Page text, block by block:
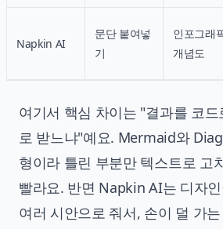
Napkin AI
문단 붙여넣
기
인포그래
개념도
여기서 핵심 차이는 "결과를 코
로 받느냐"예요. Mermaid와
형이라 틀린 부분만 텍스트로 고
빨라요. 반면 Napkin AI는 디자
여러 시안으로 줘서, 손이 덜 가